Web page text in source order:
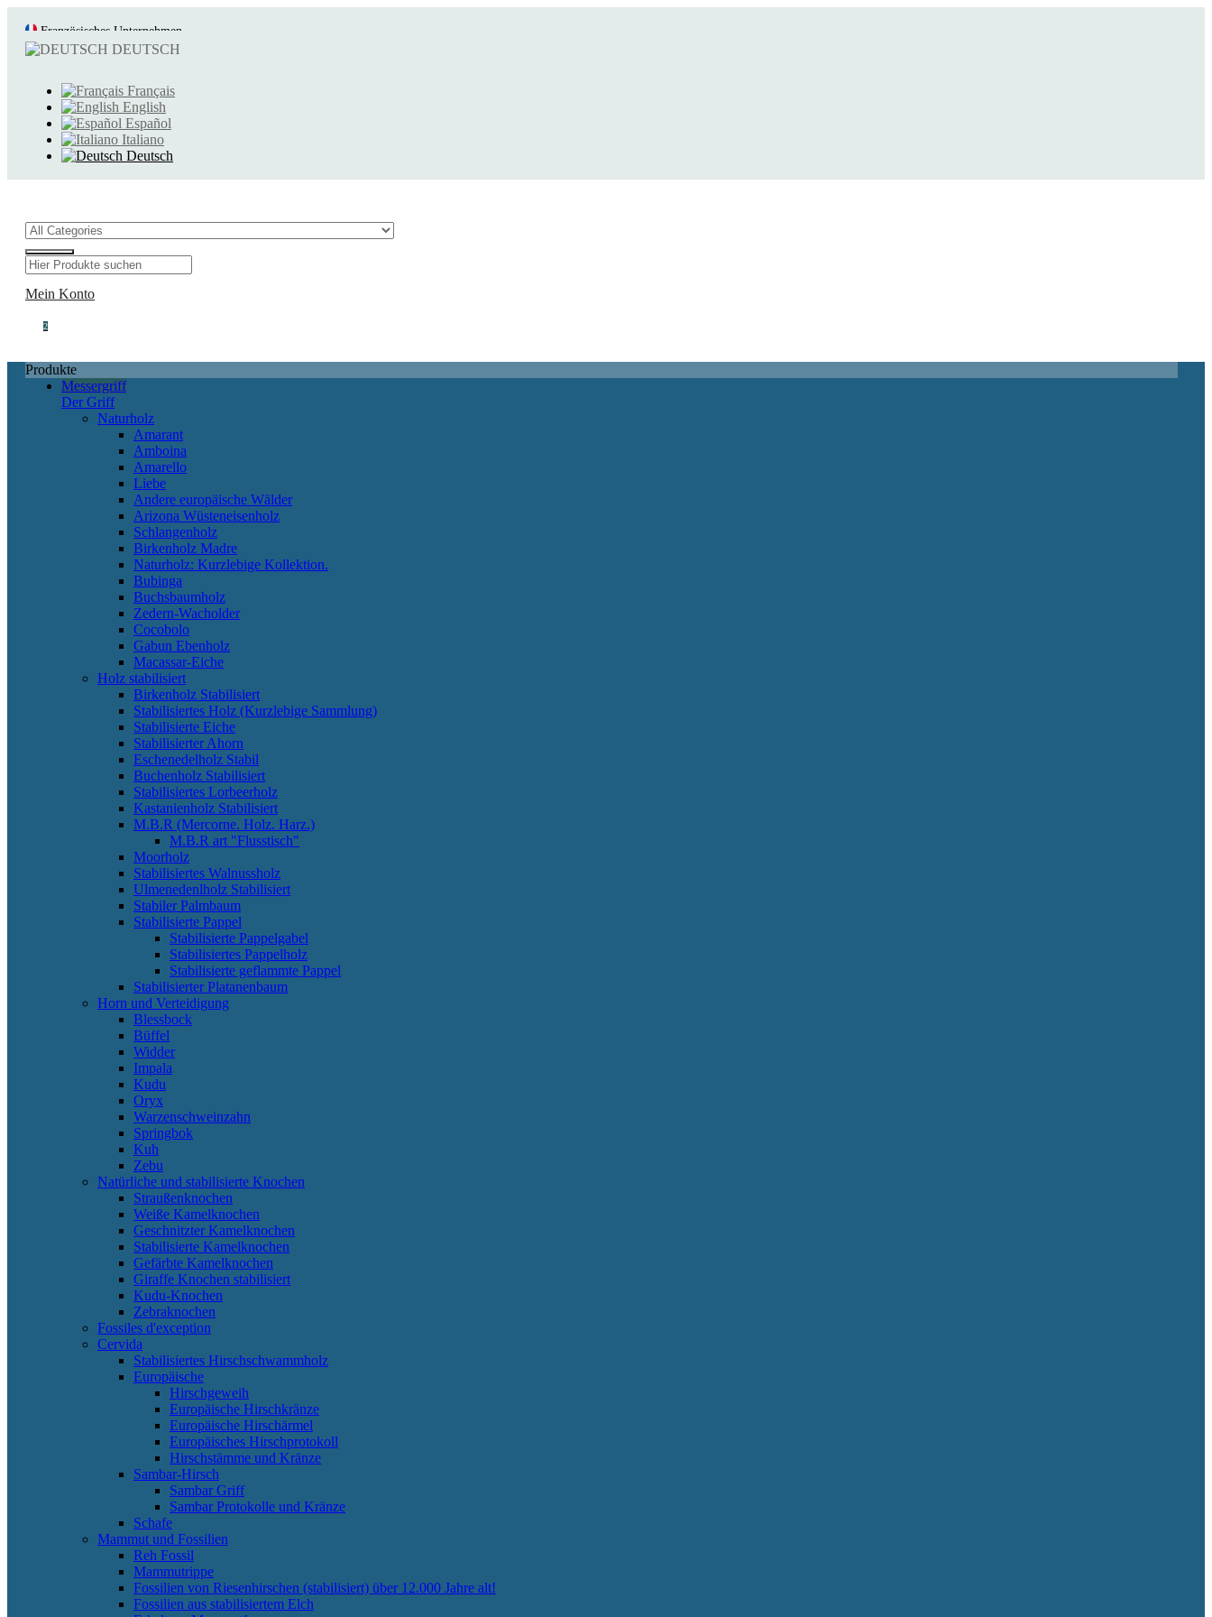
Schnelle und sorgfältige Lieferung
DEUTSCH
Français
English
Español
Italiano
Deutsch
Mein Konto
2
Produkte
Messergriff
Der Griff
Naturholz
Amarant
Amboina
Amarello
Liebe
Andere europäische Wälder
Arizona Wüsteneisenholz
Schlangenholz
Birkenholz Madre
Naturholz: Kurzlebige Kollektion.
Bubinga
Buchsbaumholz
Zedern-Wacholder
Cocobolo
Gabun Ebenholz
Macassar-Eiche
Holz stabilisiert
Birkenholz Stabilisiert
Stabilisiertes Holz (Kurzlebige Sammlung)
Stabilisierte Eiche
Stabilisierter Ahorn
Eschenedelholz Stabil
Buchenholz Stabilisiert
Stabilisiertes Lorbeerholz
Kastanienholz Stabilisiert
M.B.R (Mercorne. Holz. Harz.)
M.B.R art "Flusstisch"
Moorholz
Stabilisiertes Walnussholz
Ulmenedenlholz Stabilisiert
Stabiler Palmbaum
Stabilisierte Pappel
Stabilisierte Pappelgabel
Stabilisiertes Pappelholz
Stabilisierte geflammte Pappel
Stabilisierter Platanenbaum
Horn und Verteidigung
Blessbock
Büffel
Widder
Impala
Kudu
Oryx
Warzenschweinzahn
Springbok
Kuh
Zebu
Natürliche und stabilisierte Knochen
Straußenknochen
Weiße Kamelknochen
Geschnitzter Kamelknochen
Stabilisierte Kamelknochen
Gefärbte Kamelknochen
Giraffe Knochen stabilisiert
Kudu-Knochen
Zebraknochen
Fossiles d'exception
Cervida
Stabilisiertes Hirschschwammholz
Europäische
Hirschgeweih
Europäische Hirschkränze
Europäische Hirschärmel
Europäisches Hirschprotokoll
Hirschstämme und Kränze
Sambar-Hirsch
Sambar Griff
Sambar Protokolle und Kränze
Schafe
Mammut und Fossilien
Reh Fossil
Mammutrippe
Fossilien von Riesenhirschen (stabilisiert) über 12.000 Jahre alt!
Fossilien aus stabilisiertem Elch